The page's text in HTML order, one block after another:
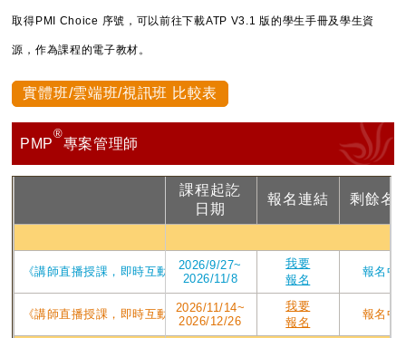
取得PMI Choice 序號，可以前往下載ATP V3.1 版的學生手冊及學生資
源，作為課程的電子教材。
實體班/雲端班/視訊班 比較表
PMP
®
專案管理師
課程起訖
日期
報名連結 剩餘名
2026/9/27~
2026/11/8
我要
報名
報名中
2026/11/14~
2026/12/26
我要
報名
報名中
課程
《講師直播授課，即時互動提問》_2026年ATP V4版課程_直播視訊
《講師直播授課，即時互動提問》2026年ATP V4版課程_直播視訊